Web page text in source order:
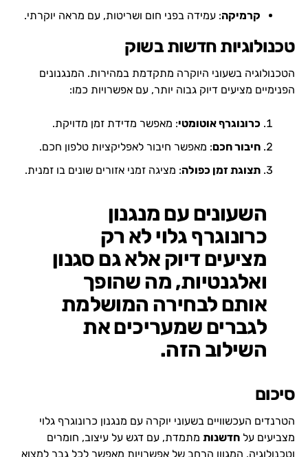
קרמיקה: עמידה בפני חום ושריטות, עם מראה יוקרתי.
טכנולוגיות חדשות בשוק
הטכנולוגיה בשעוני היוקרה מתקדמת במהירות. המנגנונים
הפנימיים מציעים דיוק גבוה יותר, עם אפשרויות כמו:
כרונוגרף אוטומטי: מאפשר מדידת זמן מדויקת.
חיבור חכם: מאפשר חיבור לאפליקציות טלפון חכם.
תצוגת זמן כפולה: מציגה זמני אזורים שונים בו זמנית.
השעונים עם מנגנון
כרונוגרף גלוי לא רק
מציעים דיוק אלא גם סגנון
ואלגנטיות, מה שהופך
אותם לבחירה המושלמת
לגברים שמעריכים את
השילוב הזה.
סיכום
הטרנדים העכשוויים בשעוני יוקרה עם מנגנון כרונוגרף גלוי
מצביעים על חדשנותמתמדת, עם דגש על עיצוב, חומרים
וטכנולוגיה. המגוון הרחב של אפשרויות מאפשר לכל גבר למצוא